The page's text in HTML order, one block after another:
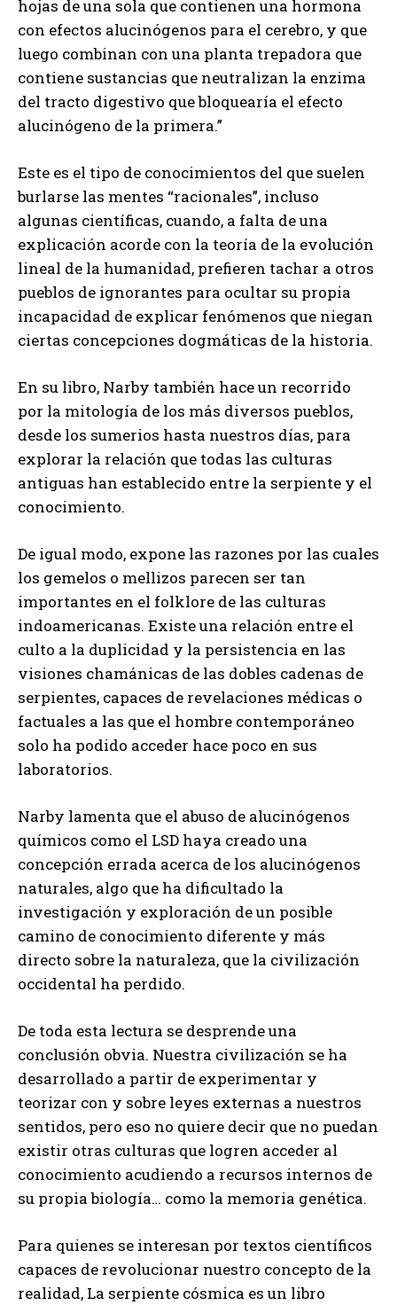
hojas de una sola que contienen una hormona
con efectos alucinógenos para el cerebro, y que
luego combinan con una planta trepadora que
contiene sustancias que neutralizan la enzima
del tracto digestivo que bloquearía el efecto
alucinógeno de la primera.”
Este es el tipo de conocimientos del que suelen
burlarse las mentes “racionales”, incluso
algunas científicas, cuando, a falta de una
explicación acorde con la teoría de la evolución
lineal de la humanidad, prefieren tachar a otros
pueblos de ignorantes para ocultar su propia
incapacidad de explicar fenómenos que niegan
ciertas concepciones dogmáticas de la historia.
En su libro, Narby también hace un recorrido
por la mitología de los más diversos pueblos,
desde los sumerios hasta nuestros días, para
explorar la relación que todas las culturas
antiguas han establecido entre la serpiente y el
conocimiento.
De igual modo, expone las razones por las cuales
los gemelos o mellizos parecen ser tan
importantes en el folklore de las culturas
indoamericanas. Existe una relación entre el
culto a la duplicidad y la persistencia en las
visiones chamánicas de las dobles cadenas de
serpientes, capaces de revelaciones médicas o
factuales a las que el hombre contemporáneo
solo ha podido acceder hace poco en sus
laboratorios.
Narby lamenta que el abuso de alucinógenos
químicos como el LSD haya creado una
concepción errada acerca de los alucinógenos
naturales, algo que ha dificultado la
investigación y exploración de un posible
camino de conocimiento diferente y más
directo sobre la naturaleza, que la civilización
occidental ha perdido.
De toda esta lectura se desprende una
conclusión obvia. Nuestra civilización se ha
desarrollado a partir de experimentar y
teorizar con y sobre leyes externas a nuestros
sentidos, pero eso no quiere decir que no puedan
existir otras culturas que logren acceder al
conocimiento acudiendo a recursos internos de
su propia biología… como la memoria genética.
Para quienes se interesan por textos científicos
capaces de revolucionar nuestro concepto de la
realidad, La serpiente cósmica es un libro